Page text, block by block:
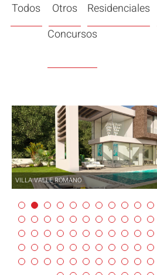
Todos Otros Residenciales
Concursos
VILLA VALLE ROMANO